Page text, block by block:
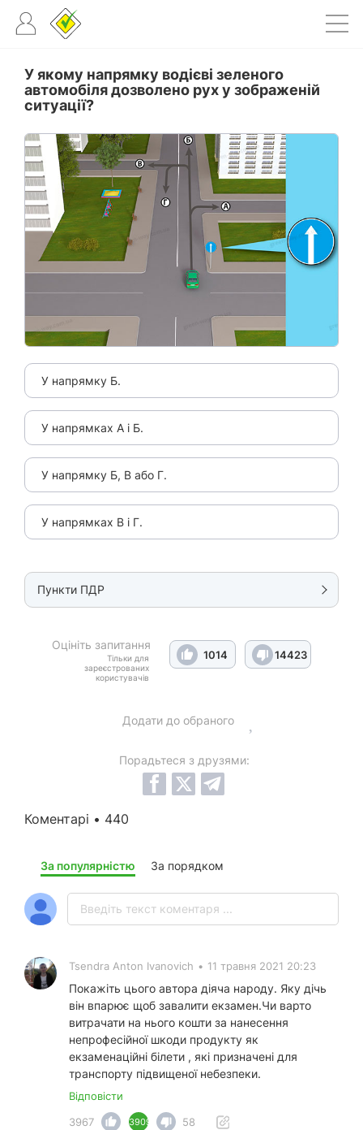
У якому напрямку водієві зеленого
автомобіля дозволено рух у зображеній
ситуації?
У напрямку Б.
У напрямках А і Б.
У напрямку Б, В або Г.
У напрямках В і Г.
Пункти ПДР
Оцініть запитання
Тільки для
зареєстрованих
користувачів
1014 14423
Додати до обраного
Порадьтеся з друзями:
Коментарі • 440
За популярністю За порядком
Tsendra Anton Ivanovich • 11 травня 2021 20:23
Покажіть цього автора діяча народу. Яку дічь
він впарює щоб завалити екзамен.Чи варто
витрачати на нього кошти за нанесення
непрофесійної шкоди продукту як
екзаменаційні білети , які призначені для
транспорту підвищеної небезпеки.
Відповісти
3967
3909 58